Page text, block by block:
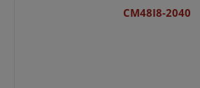
CM48I8-2040